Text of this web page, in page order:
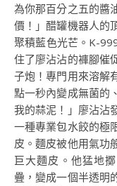
為你那百分之五的醬
價！」醋罐機器人的
聚積藍色光芒。K-
住了廖沾沾的褲腳催
子炮！專門用來溶解
點一秒內變成無菌的
我的蒜泥！」廖沾沾
一種專業包水餃的極
皮。麵皮被他用氣功
巨大麵皮。他猛地
疊，變成一個半透明